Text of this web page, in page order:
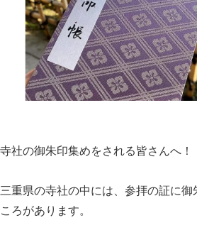
寺社の御朱印集めをされる皆さんへ！
三重県の寺社の中には、参拝の証に御
ころがあります。